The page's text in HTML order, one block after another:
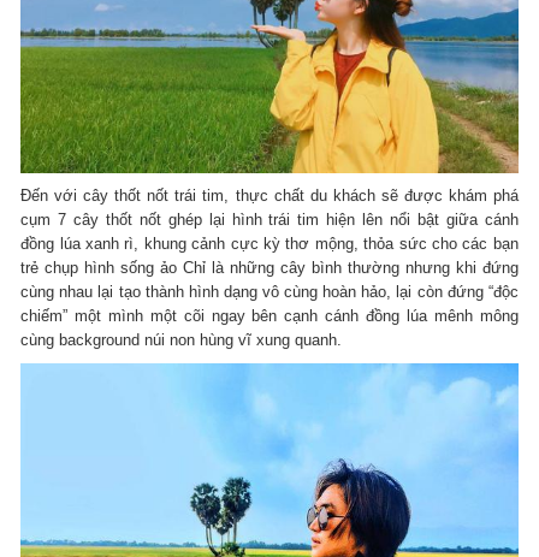
Đến với cây thốt nốt trái tim, thực chất du khách sẽ được khám phá
cụm 7 cây thốt nốt ghép lại hình trái tim hiện lên nổi bật giữa cánh
đồng lúa xanh rì, khung cảnh cực kỳ thơ mộng, thỏa sức cho các bạn
trẻ chụp hình sống ảo Chỉ là những cây bình thường nhưng khi đứng
cùng nhau lại tạo thành hình dạng vô cùng hoàn hảo, lại còn đứng “độc
chiếm” một mình một cõi ngay bên cạnh cánh đồng lúa mênh mông
cùng background núi non hùng vĩ xung quanh.